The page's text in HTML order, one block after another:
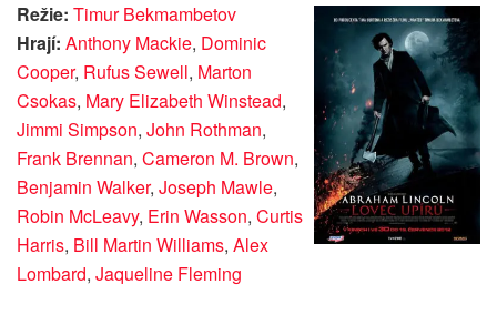
Režie: Timur Bekmambetov
Hrají: Anthony Mackie, Dominic
Cooper, Rufus Sewell, Marton
Csokas, Mary Elizabeth Winstead,
Jimmi Simpson, John Rothman,
Frank Brennan, Cameron M. Brown,
Benjamin Walker, Joseph Mawle,
Robin McLeavy, Erin Wasson, Curtis
Harris, Bill Martin Williams, Alex
Lombard, Jaqueline Fleming